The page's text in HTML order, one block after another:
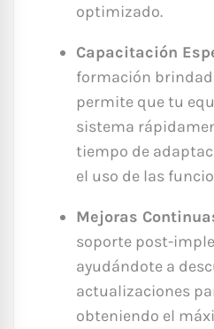
optimizado.
Capacitación
formación
permite que tu
sistema
tiempo de
el uso de las
Mejoras
soporte post-
ayudándote a
actualizaciones
obteniendo el